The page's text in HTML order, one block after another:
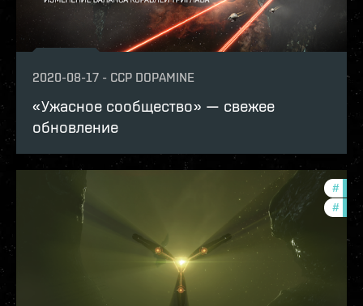
2020-08-17 - CCP DOPAMINE
«Ужасное сообщество» — свежее
обновление
#
#